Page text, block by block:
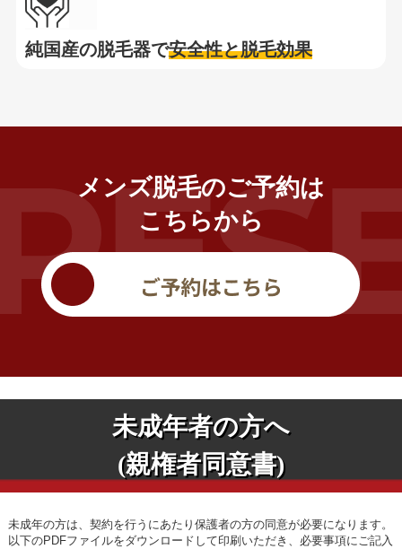
純国産の脱毛器で安全性と脱毛効果
メンズ脱毛のご予約は
こちらから
未成年者の方へ
(親権者同意書)
未成年の方は、契約を行うにあたり保護者の方の同意が必要になります。
以下のPDFファイルをダウンロードして印刷いただき、必要事項にご記入